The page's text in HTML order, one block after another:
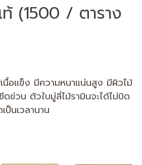
(1500 / ตาราง
นื้อแข็ง มีความหนาแน่นสูง มีผิวไม้
ข่วน ตัวใบมู่ลี่ไม้รามินจะได้ไม่บิด
ป็นเวลานาน